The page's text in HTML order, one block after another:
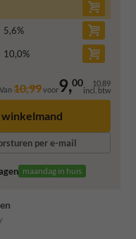
5,6%
10,0%
Van10,99voor9,00 10,89
incl. btw
winkelmand
per e-mail
maandag in huis